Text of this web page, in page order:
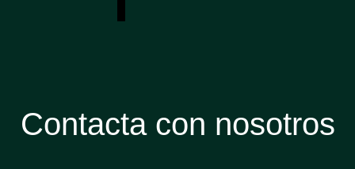
Contacta con nosotros